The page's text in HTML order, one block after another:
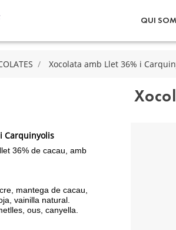
QUI SOM
Xocolata amb Llet 36% i
Carquinyolis
36% de cacau, amb
mantega de cacau,
vainilla natural.
ous, canyella.